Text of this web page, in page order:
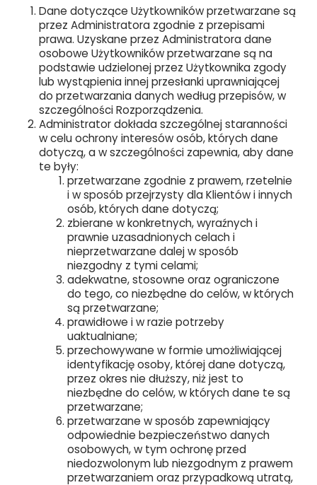
Dane dotyczące Użytkowników przetwarzane są
przez Administratora zgodnie z przepisami
prawa. Uzyskane przez Administratora dane
osobowe Użytkowników przetwarzane są na
podstawie udzielonej przez Użytkownika zgody
lub wystąpienia innej przesłanki uprawniającej
do przetwarzania danych według przepisów, w
szczególności Rozporządzenia.
Administrator dokłada szczególnej staranności
w celu ochrony interesów osób, których dane
dotyczą, a w szczególności zapewnia, aby dane
te były:
przetwarzane zgodnie z prawem, rzetelnie
i w sposób przejrzysty dla Klientów i innych
osób, których dane dotyczą;
zbierane w konkretnych, wyraźnych i
prawnie uzasadnionych celach i
nieprzetwarzane dalej w sposób
niezgodny z tymi celami;
adekwatne, stosowne oraz ograniczone
do tego, co niezbędne do celów, w których
są przetwarzane;
prawidłowe i w razie potrzeby
uaktualniane;
przechowywane w formie umożliwiającej
identyfikację osoby, której dane dotyczą,
przez okres nie dłuższy, niż jest to
niezbędne do celów, w których dane te są
przetwarzane;
przetwarzane w sposób zapewniający
odpowiednie bezpieczeństwo danych
osobowych, w tym ochronę przed
niedozwolonym lub niezgodnym z prawem
przetwarzaniem oraz przypadkową utratą,